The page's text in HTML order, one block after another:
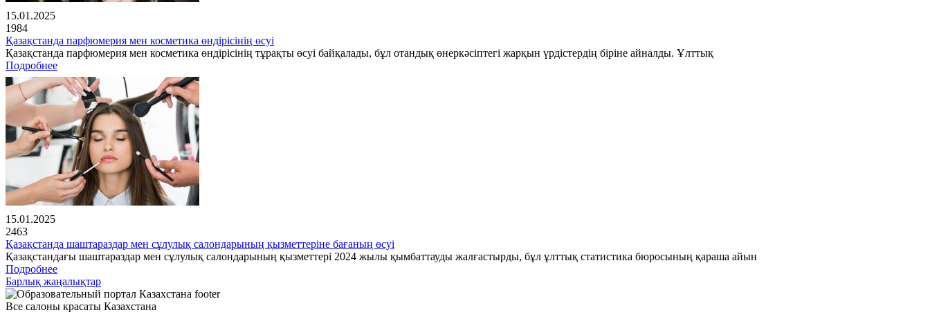
15.01.2025
1984
Қазақстанда парфюмерия мен косметика өндірісінің өсуі
Қазақстанда парфюмерия мен косметика өндірісінің тұрақты өсуі байқалады, бұл отандық өнеркәсіптегі жарқын үрдістердің біріне айналды. Ұлттық
Подробнее
15.01.2025
2463
Қазақстанда шаштараздар мен сұлулық салондарының қызметтеріне бағаның өсуі
Қазақстандағы шаштараздар мен сұлулық салондарының қызметтері 2024 жылы қымбаттауды жалғастырды, бұл ұлттық статистика бюросының қараша айын
Подробнее
Барлық жаңалықтар
Все салоны красаты Казахстана